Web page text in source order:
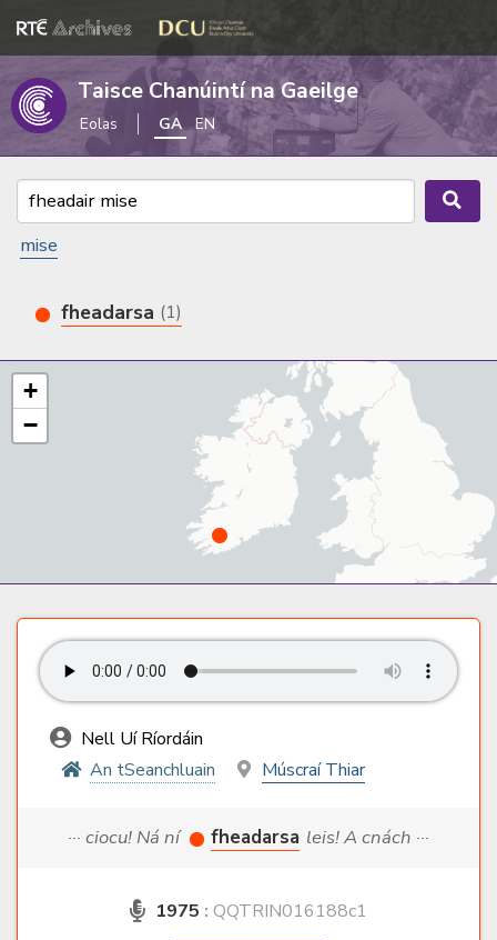
Taisce Chanúintí na Gaeilge
Eolas GA EN
mise
fheadarsa (1)
+
−
Nell Uí Ríordáin
An tSeanchluain
Múscraí Thiar
··· ciocu! Ná ní fheadarsa leis! A cnách ···
1975 : QQTRIN016188c1